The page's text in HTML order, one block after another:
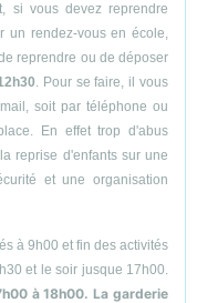
si vous devez reprendre
un rendez-vous en école,
reprendre ou de déposer
. Pour se faire, il vous
soit par téléphone ou
En effet trop d'abus
reprise d'enfants sur une
et une organisation
à 9h00 et fin des activités
et le soir jusque 17h00.
à 18h00. La garderie